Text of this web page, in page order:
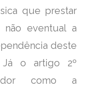
que prestar
não eventual a
deste
Já o artigo 2º
como a